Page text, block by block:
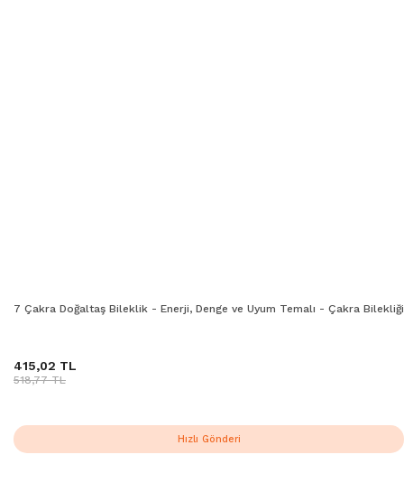
7 Çakra Doğaltaş Bileklik - Enerji, Denge ve Uyum Temalı - Çakra Bilekliği
415,02 TL
518,77 TL
Hızlı Gönderi